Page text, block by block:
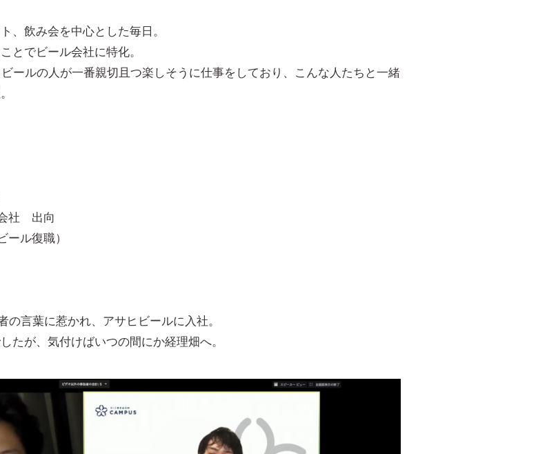
、飲み会を中心とした毎日。
とでビール会社に特化。
ールの人が一番親切且つ楽しそうに仕事をしており、こんな人たちと一緒
社 出向
ル復職）
言葉に惹かれ、アサヒビールに入社。
たが、気付けばいつの間にか経理畑へ。